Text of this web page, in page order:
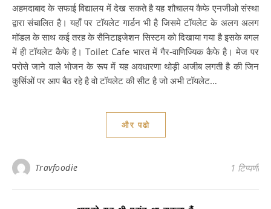
अहमदाबाद के सफाई विद्यालय में देख सकते है यह शौचालय कैफे एनजीओ संस्था
द्वारा संचालित है। यहाँ पर टॉयलेट गार्डन भी है जिसमे टॉयलेट के अलग अलग
मॉडल के साथ कई तरह के सैनिटाइजेशन सिस्टम को दिखाया गया है इसके बगल
में ही टॉयलेट कैफे है। Toilet Cafe भारत में गैर-वाणिज्यिक कैफे है। मेज पर
परोसे जाने वाले भोजन के रूप में यह अवधारणा थोड़ी अजीब लगती है की जिन
कुर्सिओं पर आप बैठ रहे है वो टॉयलेट की सीट है जो अभी टॉयलेट…
और पढो
Travfoodie 1 टिप्पणी